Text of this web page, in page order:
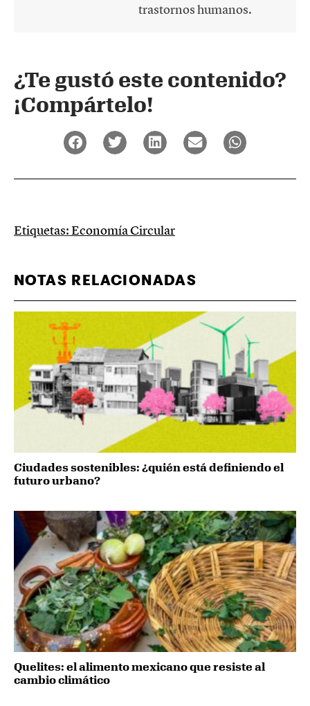
trastornos humanos.
¿Te gustó este contenido?
¡Compártelo!
Etiquetas:Economía Circular
NOTAS RELACIONADAS
Ciudades sostenibles: ¿quién está definiendo el
futuro urbano?
Quelites: el alimento mexicano que resiste al
cambio climático